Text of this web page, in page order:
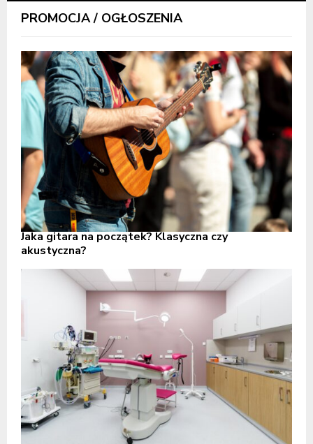
PROMOCJA / OGŁOSZENIA
Jaka gitara na początek? Klasyczna czy
akustyczna?